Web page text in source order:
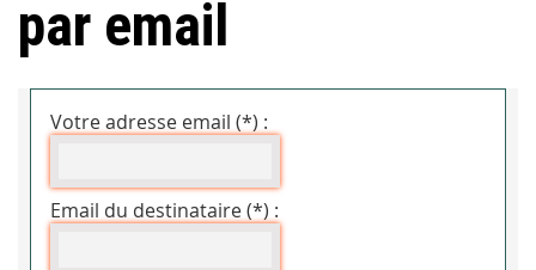
par email
Votre adresse email (*) :
Email du destinataire (*) :